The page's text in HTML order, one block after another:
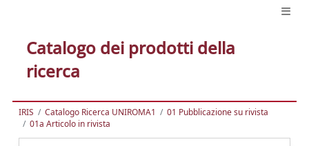
Catalogo dei prodotti della
ricerca
IRIS Catalogo Ricerca UNIROMA1
01 Pubblicazione su rivista
01a Articolo in rivista